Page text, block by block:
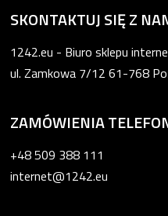
SKONTAKTUJ SIĘ Z
1242.eu - Biuro sklepu
ul. Zamkowa 7/12 61-768
ZAMÓWIENIA
+48 509 388 111
internet@1242.eu